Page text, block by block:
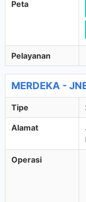
Peta
Pelayanan
MERDEKA -
Tipe
Alamat
Operasi